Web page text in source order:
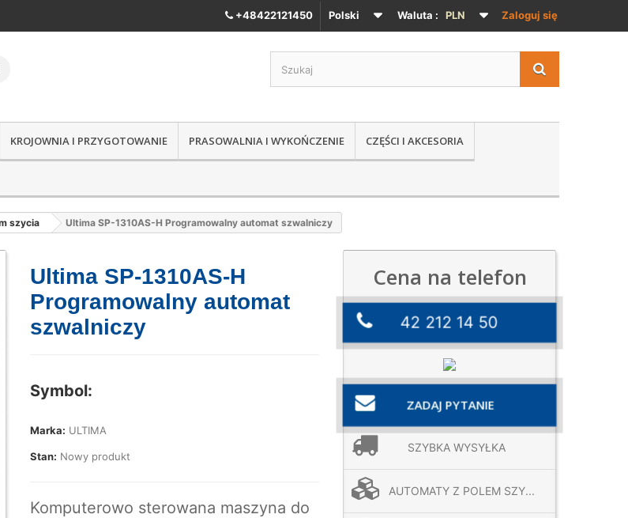
Zaloguj się
Waluta : PLN
Polski
+48422121450
KROJOWNIA I PRZYGOTOWANIE PRASOWALNIA I WYKOŃCZENIE CZĘŚCI I AKCESORIA
szycia Ultima SP-1310AS-H Programowalny automat szwalniczy
Ultima SP-1310AS-H
Programowalny automat
szwalniczy
Symbol:
Marka: ULTIMA
Stan: Nowy produkt
Komputerowo sterowana maszyna do
Cena na telefon
42 212 14 50
ZADAJ PYTANIE
SZYBKA WYSYŁKA
AUTOMATY Z POLEM SZY...